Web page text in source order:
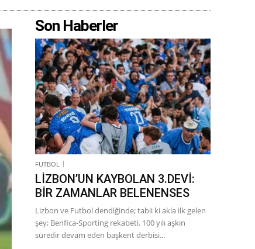
Son Haberler
FUTBOL
LİZBON’UN KAYBOLAN 3.DEVİ:
BİR ZAMANLAR BELENENSES
Lizbon ve Futbol dendiğinde; tabii ki akla ilk gelen
şey; Benfica-Sporting rekabeti. 100 yılı aşkın
süredir devam eden başkent derbisi...